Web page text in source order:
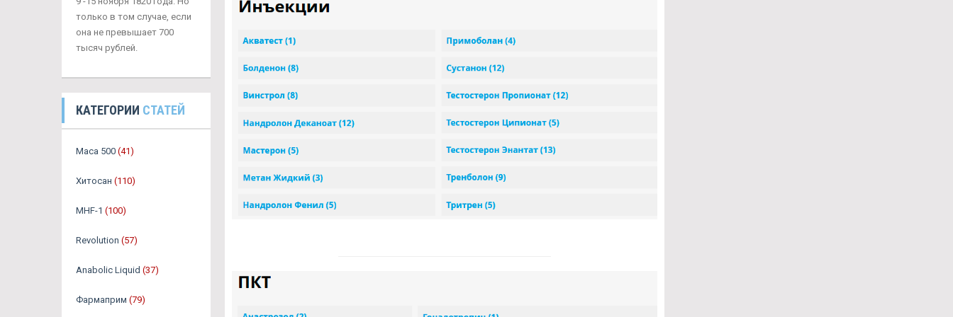
только в том случае, если
она не превышает 700
тысяч рублей.
КАТЕГОРИИ СТАТЕЙ
Maca 500 (41)
Хитосан (110)
MHF-1 (100)
Revolution (57)
Anabolic Liquid (37)
Фармаприм (79)